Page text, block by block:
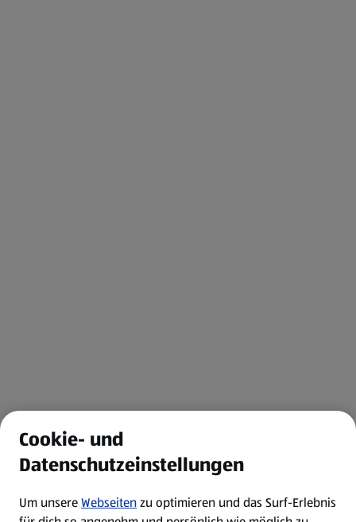
Cookie- und
Datenschutzeinstellungen
Um unsereWebseitenzu optimieren und das Surf-Erlebnis